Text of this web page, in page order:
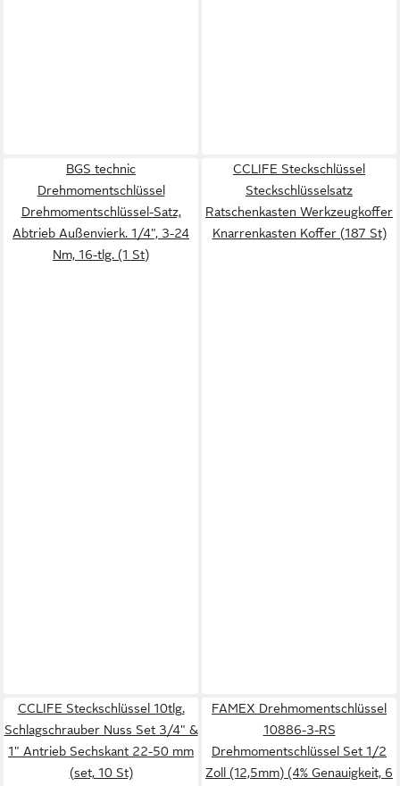
BGS technic
Drehmomentschlüssel
Drehmomentschlüssel-Satz,
Abtrieb Außenvierk. 1/4", 3-24
Nm, 16-tlg. (1 St)
CCLIFE Steckschlüssel
Steckschlüsselsatz
Ratschenkasten Werkzeugkoffer
Knarrenkasten Koffer (187 St)
CCLIFE Steckschlüssel 10tlg.
Schlagschrauber Nuss Set 3/4" &
1" Antrieb Sechskant 22-50 mm
(set, 10 St)
FAMEX Drehmomentschlüssel
10886-3-RS
Drehmomentschlüssel Set 1/2
Zoll (12,5mm) (4% Genauigkeit, 6